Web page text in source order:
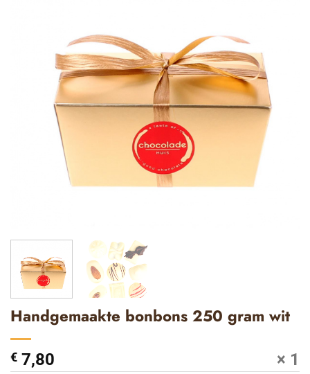
Handgemaakte bonbons 250 gram wit
€ 7,80 × 1